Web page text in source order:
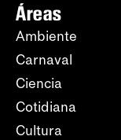
Áreas
Ambiente
Carnaval
Ciencia
Cotidiana
Cultura